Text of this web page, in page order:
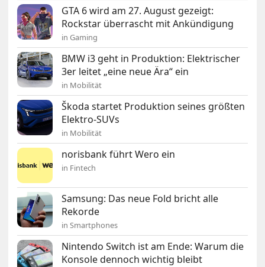
GTA 6 wird am 27. August gezeigt:
Rockstar überrascht mit Ankündigung
in Gaming
BMW i3 geht in Produktion: Elektrischer
3er leitet „eine neue Ära“ ein
in Mobilität
Škoda startet Produktion seines größten
Elektro-SUVs
in Mobilität
norisbank führt Wero ein
in Fintech
Samsung: Das neue Fold bricht alle
Rekorde
in Smartphones
Nintendo Switch ist am Ende: Warum die
Konsole dennoch wichtig bleibt